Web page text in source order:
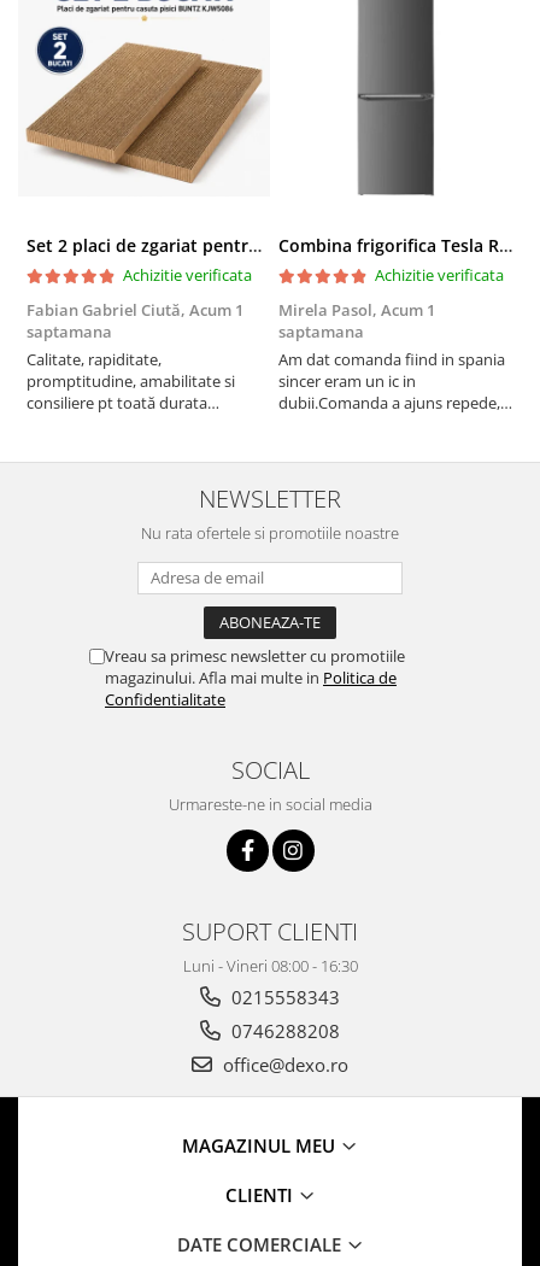
Set 2 placi de zgariat pentru casuta pisici BUNTZ KJW5086, compatibile cu casuta 59 x 28.5 x 35 cm
Achizitie verificata
Fabian Gabriel Ciută, Acum 1
saptamana
Calitate, rapiditate,
promptitudine, amabilitate si
consiliere pt toată durata
Combina frigorifica Tesla RC2600HXE, 262 l, Clasa E, Iluminare LED, dezghetare automata frigider, H 180 cm, Inox
Achizitie verificata
Mirela Pasol, Acum 1
saptamana
Am dat comanda fiind in spania
sincer eram un ic in
dubii.Comanda a ajuns repede,in
treaba,va multumesc pentru
rapiditate si
amabilitate,RECOMAND 100%
NEWSLETTER
Nu rata ofertele si promotiile noastre
Vreau sa primesc newsletter cu promotiile
magazinului. Afla mai multe in Politica de
Confidentialitate
SOCIAL
Urmareste-ne in social media
SUPORT CLIENTI
Luni - Vineri 08:00 - 16:30
0215558343
0746288208
office@dexo.ro
MAGAZINUL MEU
CLIENTI
DATE COMERCIALE